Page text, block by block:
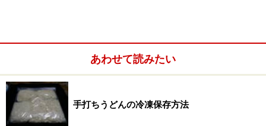
ます。
あわせて読みたい
手打ちうどんの冷凍保存方法